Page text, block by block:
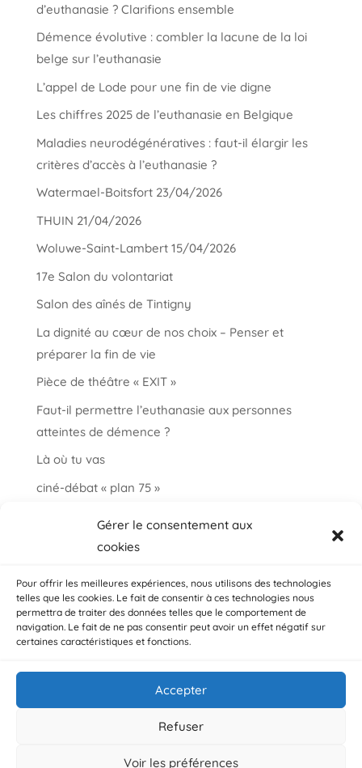
Gérer le consentement aux
cookies
Pour offrir les meilleures expériences, nous utilisons des technologies
telles que les cookies. Le fait de consentir à ces technologies nous
permettra de traiter des données telles que le comportement de
navigation. Le fait de ne pas consentir peut avoir un effet négatif sur
certaines caractéristiques et fonctions.
Accepter
Refuser
Voir les préférences
d’euthanasie ? Clarifions ensemble
Démence évolutive : combler la lacune de la loi
belge sur l’euthanasie
L’appel de Lode pour une fin de vie digne
Les chiffres 2025 de l’euthanasie en Belgique
Maladies neurodégénératives : faut-il élargir les
critères d’accès à l’euthanasie ?
Watermael-Boitsfort 23/04/2026
THUIN 21/04/2026
Woluwe-Saint-Lambert 15/04/2026
17e Salon du volontariat
Salon des aînés de Tintigny
La dignité au cœur de nos choix – Penser et
préparer la fin de vie
Pièce de théâtre « EXIT »
Faut-il permettre l’euthanasie aux personnes
atteintes de démence ?
Là où tu vas
ciné-débat « plan 75 »
choisir ma fin vie
© ADMD, Avenue Plasky 144 bte 3 / 1030 Bruxelles /
Belgique